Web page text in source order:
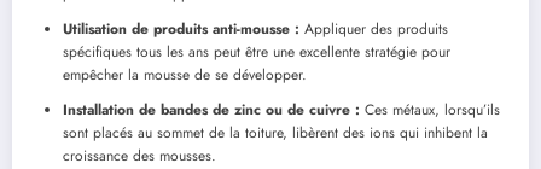
Utilisation de produits anti-mousse : Appliquer des produits
spécifiques tous les ans peut être une excellente stratégie pour
empêcher la mousse de se développer.
Installation de bandes de zinc ou de cuivre : Ces métaux, lorsqu’ils
sont placés au sommet de la toiture, libèrent des ions qui inhibent la
croissance des mousses.